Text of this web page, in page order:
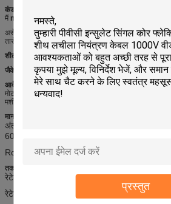
प्रस्तुत
कंडक्टर
मैं nsulation: टीपीई
असेंबली: टुकड़े टुकड़े वाली एल्यूमीनियम फिल्म के साथ कोर
तारों की एक परत कोर को छोटी लंबाई में घुमाएं
शील्ड या ब्राइड: टिनड-तांबा ब्राइडिंग
जैकेट:
पीवीसी बाहरी म्यान, नारंगी
आवेदन
: एसईडब्ल्यू सर्वो मोटर कनेक्ट करने के लिए विशेष रूप से
मोटर के बीच केबल कनेक्ट करना स्थैतिक और कभी-कभी लचीली
मशीन टूल्स प्लांट इंजीनियरिंग
मानक
अंतर्राष्ट्रीय:
60228 सीएल 5, वीडीई0281, एसईडब्ल्यू® मानक
RoHS, पहुंच अनुपालन,
तकनीकी डेटा
रेटेड वोल्टेज: 600V
रेटेड तापमान: -40